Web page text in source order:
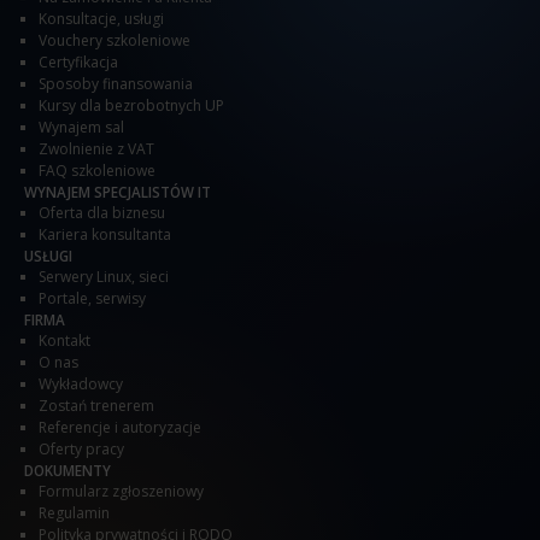
Konsultacje, usługi
Vouchery szkoleniowe
Certyfikacja
Sposoby finansowania
Kursy dla bezrobotnych UP
Wynajem sal
Zwolnienie z VAT
FAQ szkoleniowe
WYNAJEM SPECJALISTÓW IT
Oferta dla biznesu
Kariera konsultanta
USŁUGI
Serwery Linux, sieci
Portale, serwisy
FIRMA
Kontakt
O nas
Wykładowcy
Zostań trenerem
Referencje i autoryzacje
Oferty pracy
DOKUMENTY
Formularz zgłoszeniowy
Regulamin
Polityka prywatności i RODO